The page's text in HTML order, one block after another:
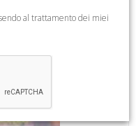
al trattamento dei miei